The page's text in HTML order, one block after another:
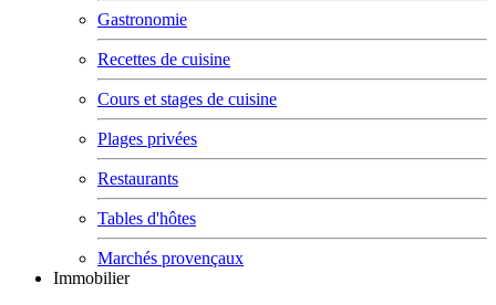
Gastronomie
Recettes de cuisine
Cours et stages de cuisine
Plages privées
Restaurants
Tables d'hôtes
Marchés provençaux
Immobilier